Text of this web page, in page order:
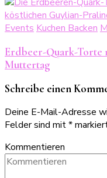
Events Kuchen Backen
Erdbeer-Quark-Torte
Muttertag
Schreibe einen
Deine E-Mail-Adresse
Felder sind mit*
Kommentieren